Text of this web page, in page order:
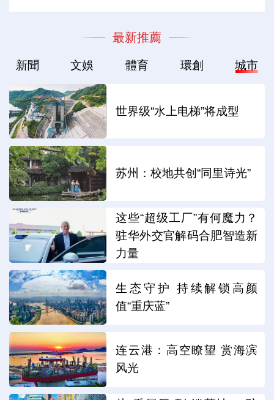
最新推薦
新聞 文娛 體育 環創 城市
世界级“水上电梯”将成型
苏州：校地共创“同里诗光”
这些“超级工厂”有何魔力？
驻华外交官解码合肥智造新
力量
生态守护 持续解锁高颜
值“重庆蓝”
连云港：高空瞭望 赏海滨
风光